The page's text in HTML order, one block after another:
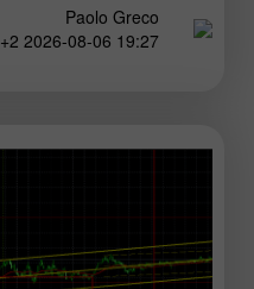
صعودی (اوپر کی جانب) حرکت
Paolo Greco
19:27 2026-08-06 UTC+2